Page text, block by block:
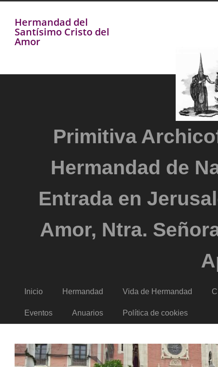
Hermandad del
Santísimo Cristo del
Amor
Primitiva
Hermandad de
Entrada en
Amor, Ntra.
Inicio Hermandad Vida de Hermandad
Eventos Anuarios Política de cookies